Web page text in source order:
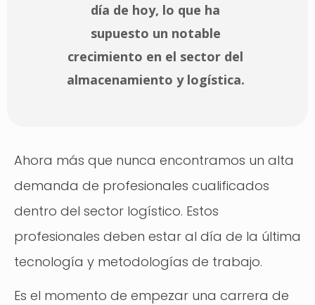
día de hoy, lo que ha
supuesto un notable
crecimiento en el sector del
almacenamiento y logística.
Ahora más que nunca encontramos un alta
demanda de profesionales cualificados
dentro del sector logístico. Estos
profesionales deben estar al día de la última
tecnología y metodologías de trabajo.
Es el momento de empezar una carrera de